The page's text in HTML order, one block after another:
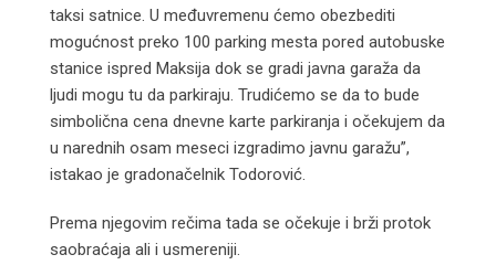
taksi satnice. U međuvremenu ćemo obezbediti
mogućnost preko 100 parking mesta pored autobuske
stanice ispred Maksija dok se gradi javna garaža da
ljudi mogu tu da parkiraju. Trudićemo se da to bude
simbolična cena dnevne karte parkiranja i očekujem da
u narednih osam meseci izgradimo javnu garažu”,
istakao je gradonačelnik Todorović.
Prema njegovim rečima tada se očekuje i brži protok
saobraćaja ali i usmereniji.